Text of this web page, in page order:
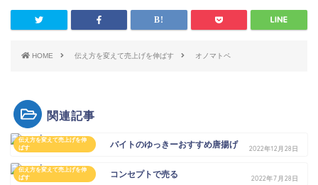
HOME 伝え方を変えて売上げを伸ばす オノマトペ
関連記事
伝え方を変えて売上げを伸
ばす
バイトのゆっきーおすすめ唐揚げ 2022年12月28日
伝え方を変えて売上げを伸
ばす
コンセプトで売る 2022年7月28日